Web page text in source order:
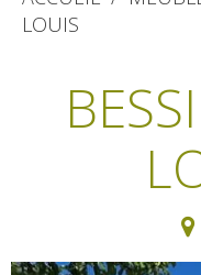
Bournazel: pueblo y
naturales
Senderismo
Cicloturismo
Hoteles y
de vacaciones
Restaurantes
LOUIS